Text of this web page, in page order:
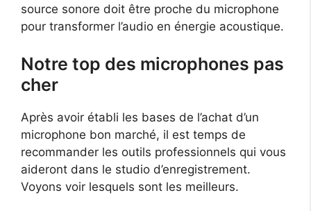
source sonore doit être proche du microphone
pour transformer l’audio en énergie acoustique.
Notre top des microphones pas
cher
Après avoir établi les bases de l’achat d’un
microphone bon marché, il est temps de
recommander les outils professionnels qui vous
aideront dans le studio d’enregistrement.
Voyons voir lesquels sont les meilleurs.